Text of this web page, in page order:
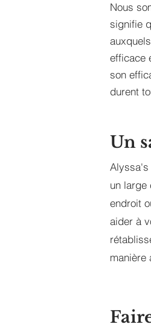
Nous
signifie
efficace
son
durent
Un
Alyssa's
un large
endroit
aider à
manière